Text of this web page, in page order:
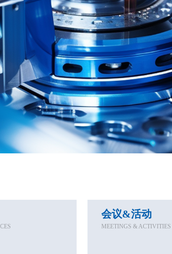
会议&活动
MEETINGS & ACTIVITIES